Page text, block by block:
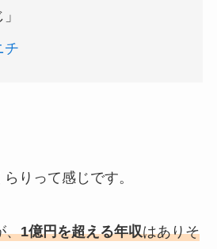
チ
りって感じです。
、1億円を超える年収はありそ